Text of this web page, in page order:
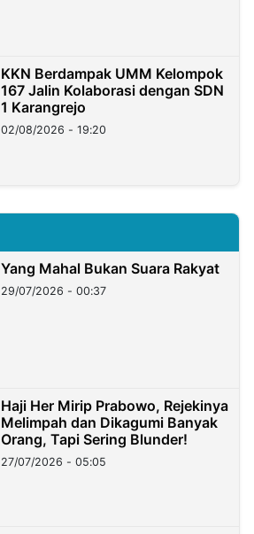
KKN Berdampak UMM Kelompok
167 Jalin Kolaborasi dengan SDN
1 Karangrejo
02/08/2026 - 19:20
Yang Mahal Bukan Suara Rakyat
29/07/2026 - 00:37
Haji Her Mirip Prabowo, Rejekinya
Melimpah dan Dikagumi Banyak
Orang, Tapi Sering Blunder!
27/07/2026 - 05:05